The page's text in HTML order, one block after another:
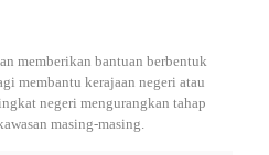
memberikan bantuan berbentuk
membantu kerajaan negeri atau
negeri mengurangkan tahap
masing-masing.